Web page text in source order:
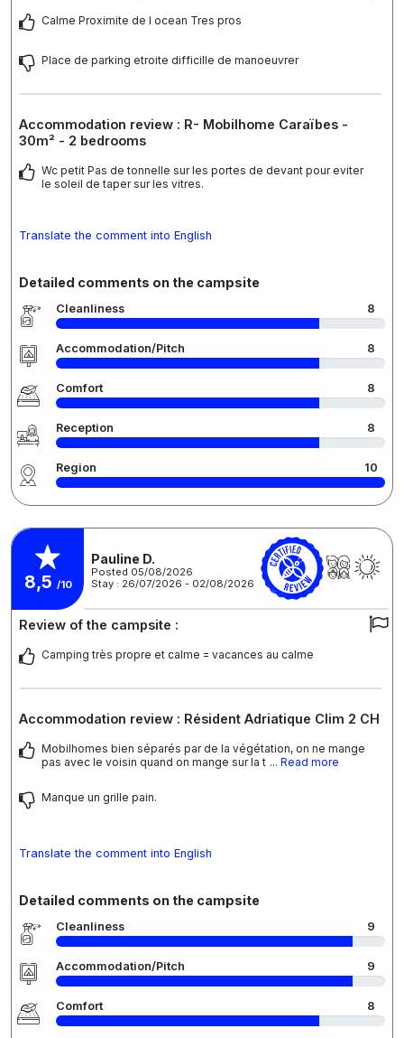
Calme Proximite de l ocean Tres pros
Place de parking etroite difficille de manoeuvrer
Accommodation review : R- Mobilhome Caraïbes -
30m² - 2 bedrooms
Wc petit Pas de tonnelle sur les portes de devant pour eviter
le soleil de taper sur les vitres.
Translate the comment into English
Detailed comments on the campsite
Cleanliness 8
Accommodation/Pitch 8
Comfort 8
Reception 8
Region 10
8,5 /10
Pauline D.
Posted 05/08/2026
Stay : 26/07/2026 - 02/08/2026
Review of the campsite :
Camping très propre et calme = vacances au calme
Accommodation review : Résident Adriatique Clim 2 CH
Mobilhomes bien séparés par de la végétation, on ne mange
pas avec le voisin quand on mange sur la t ... Read more
Manque un grille pain.
Translate the comment into English
Detailed comments on the campsite
Cleanliness 9
Accommodation/Pitch 9
Comfort 8